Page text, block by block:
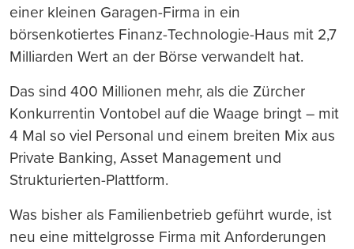
einer kleinen Garagen-Firma in ein
börsenkotiertes Finanz-Technologie-Haus mit 2,7
Milliarden Wert an der Börse verwandelt hat.
Das sind 400 Millionen mehr, als die Zürcher
Konkurrentin Vontobel auf die Waage bringt – mit
4 Mal so viel Personal und einem breiten Mix aus
Private Banking, Asset Management und
Strukturierten-Plattform.
Was bisher als Familienbetrieb geführt wurde, ist
neu eine mittelgrosse Firma mit Anforderungen